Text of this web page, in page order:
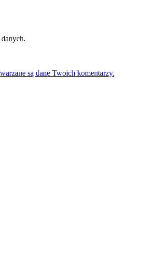
są dane Twoich komentarzy.